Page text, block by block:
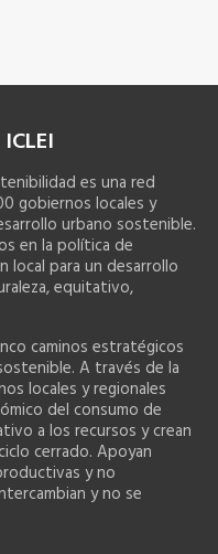
es una red
gobiernos locales y
urbano sostenible.
en la política de
local para un desarrollo
equitativo,
caminos estratégicos
A través de la
locales y regionales
del consumo de
a los recursos y crean
cerrado. Apoyan
y no
y no se